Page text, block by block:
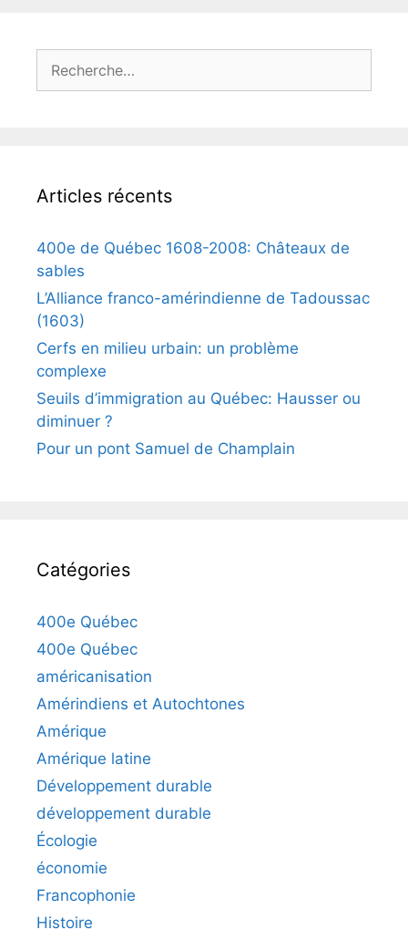
Articles récents
400e de Québec 1608-2008: Châteaux de
sables
L’Alliance franco-amérindienne de Tadoussac
(1603)
Cerfs en milieu urbain: un problème
complexe
Seuils d’immigration au Québec: Hausser ou
diminuer ?
Pour un pont Samuel de Champlain
Catégories
400e Québec
400e Québec
américanisation
Amérindiens et Autochtones
Amérique
Amérique latine
Développement durable
développement durable
Écologie
économie
Francophonie
Histoire